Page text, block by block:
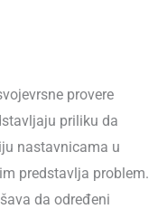
provere
priliku da
nastavnicama u
predstavlja problem.
da određeni